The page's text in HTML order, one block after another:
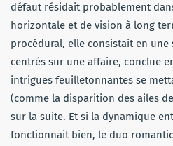
défaut résidait probablement
horizontale et de vision à long
procédural, elle consistait en une
centrés sur une affaire, conclue
intrigues feuilletonnantes se
(comme la disparition des ailes
sur la suite. Et si la dynamique
fonctionnait bien, le duo